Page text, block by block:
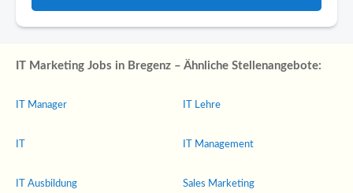
IT Marketing Jobs in Bregenz – Ähnliche Stellenangebote:
IT Manager
IT Ausbildung
IT Lehre
IT Management
Sales Marketing